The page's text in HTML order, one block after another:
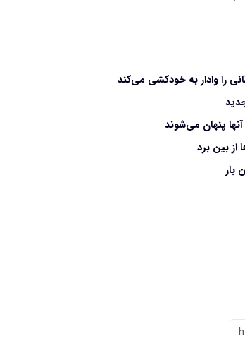
را وادار به خودکشی می‌کند
پنهان می‌شوند
بین برد
بار